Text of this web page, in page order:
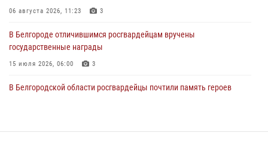
Офицеры Росгвардии и ветераны войск правопорядка почтили
05 августа 2026, 17:12 2
06 августа 2026, 11:23 3
В Белгороде отличившимся росгвардейцам вручены
государственные награды
15 июля 2026, 06:00 3
В Белгородской области росгвардейцы почтили память героев